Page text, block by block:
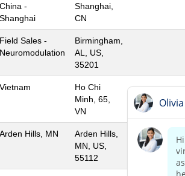
China -
Shanghai
Shanghai,
CN
Field Sales -
Neuromodulation
Birmingham,
AL, US,
35201
Vietnam
Ho Chi
Minh, 65,
VN
Arden Hills, MN
Arden Hills,
MN, US,
55112